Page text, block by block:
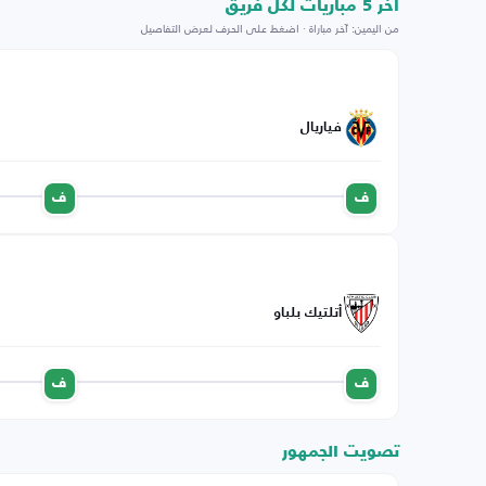
اخر 5 مباريات لكل فريق
من اليمين: آخر مباراة · اضغط على الحرف لعرض التفاصيل
فياريال
ف ف
أتلتيك بلباو
ف ف
تصويت الجمهور